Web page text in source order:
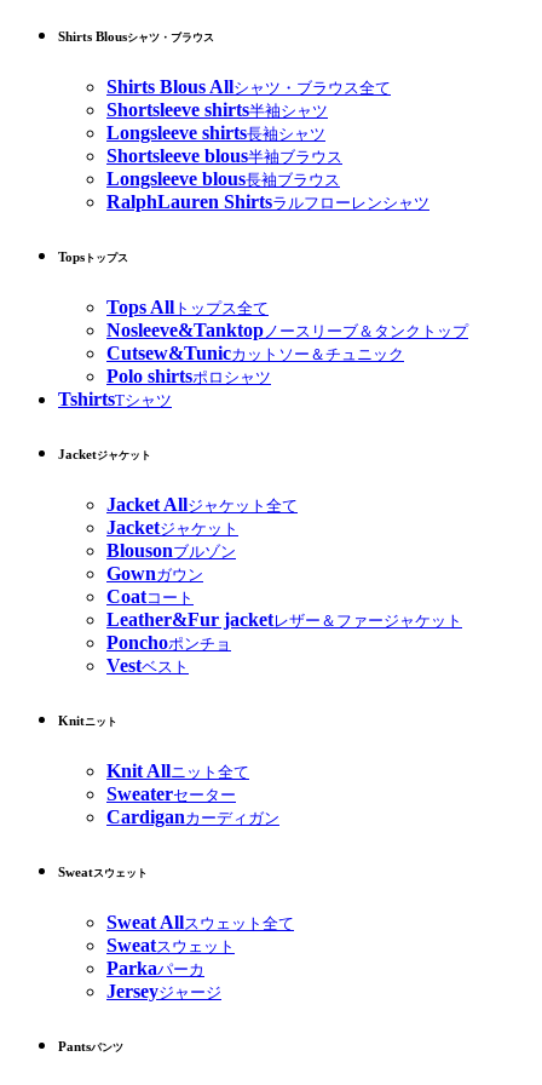
Shirts Blousシャツ・ブラウス
Shirts Blous Allシャツ・ブラウス全て
Shortsleeve shirts半袖シャツ
Longsleeve shirts長袖シャツ
Shortsleeve blous半袖ブラウス
Longsleeve blous長袖ブラウス
RalphLauren Shirtsラルフローレンシャツ
Tops トップス
Tops All トップス全て
Nosleeve&Tanktopノースリーブ＆タンクトップ
Cutsew&Tunicカットソー＆チュニック
Polo shirtsポロシャツ
TshirtsTシャツ
Jacketジャケット
Jacket Allジャケット全て
Jacketジャケット
Blousonブルゾン
Gownガウン
Coatコート
Leather&Fur jacketレザー＆ファージャケット
Ponchoポンチョ
Vestベスト
Knitニット
Knit Allニット全て
Sweaterセーター
Cardiganカーディガン
Sweatスウェット
Sweat Allスウェット全て
Sweatスウェット
Parkaパーカ
Jerseyジャージ
Pantsパンツ